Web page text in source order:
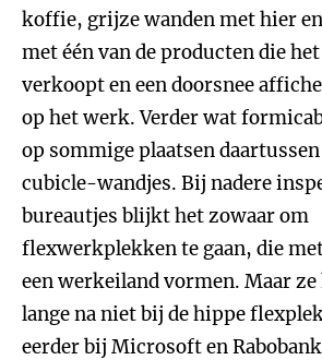
koffie, grijze wanden met hier
met één van de producten die
verkoopt en een doorsnee
op het werk. Verder wat
op sommige plaatsen
cubicle-wandjes. Bij nadere
bureautjes blijkt het zowaar om
flexwerkplekken te gaan, die
een werkeiland vormen. Maar ze
lange na niet bij de hippe
eerder bij Microsoft en